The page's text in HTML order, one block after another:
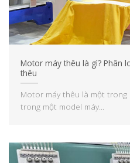
Motor máy thêu là gì? Phân
thêu
Motor máy thêu là một
trong một model máy...